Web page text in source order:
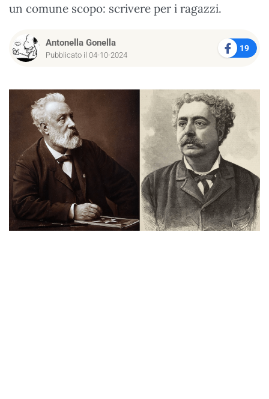
un comune scopo: scrivere per i ragazzi.
Antonella Gonella
Pubblicato il 04-10-2024
19